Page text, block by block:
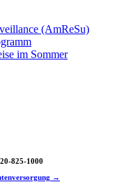
(AmReSu)
im Sommer
825-1000
→